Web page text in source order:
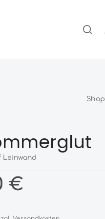
Shop
Leinwand
€